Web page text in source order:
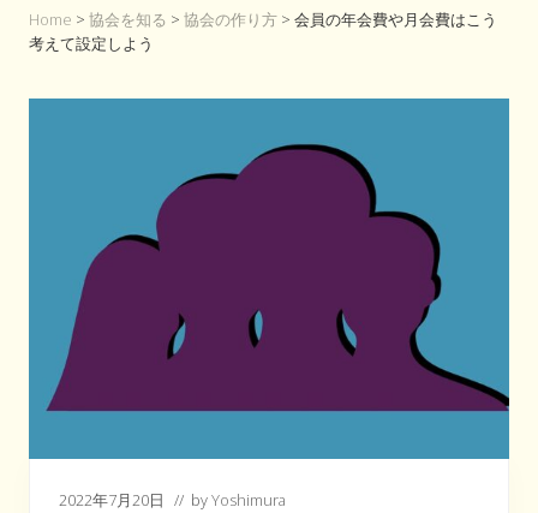
Home > 協会を知る > 協会の作り方 > 会員の年会費や月会費はこう
考えて設定しよう
2022年7月20日 // byYoshimura